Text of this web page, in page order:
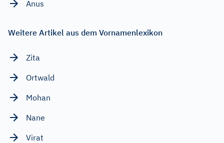
Anus
Weitere Artikel aus dem Vornamenlexikon
Zita
Ortwald
Mohan
Nane
Virat